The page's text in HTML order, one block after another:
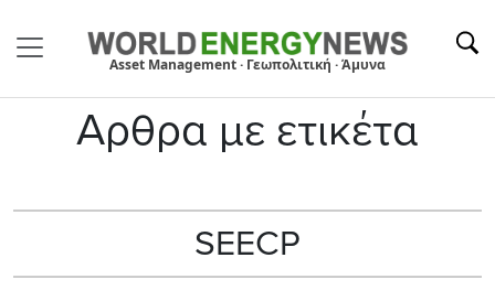
Asset Management · Γεωπολιτική · Άμυνα
Αρθρα με ετικέτα
SEECP